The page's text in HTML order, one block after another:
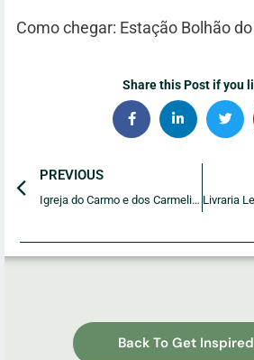
Como chegar: Estação Bolhão
Share this Post if you
PREVIOUS
Igreja do Carmo e dos Carmelitas
Back To Get